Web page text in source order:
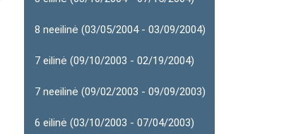
8 neeilinė (03/05/2004 - 03/09/2004)
7 eilinė (09/10/2003 - 02/19/2004)
7 neeilinė (09/02/2003 - 09/09/2003)
6 eilinė (03/10/2003 - 07/04/2003)